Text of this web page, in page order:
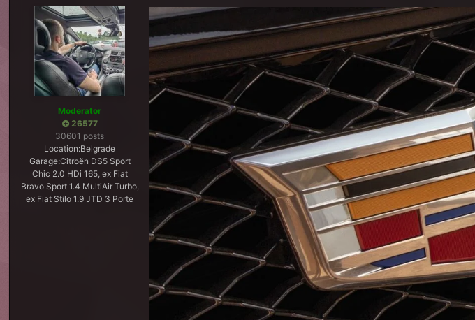
Moderator
26577
30601 posts
Location:Belgrade
Garage:Citroën DS5 Sport
Chic 2.0 HDi 165, ex Fiat
Bravo Sport 1.4 MultiAir Turbo,
ex Fiat Stilo 1.9 JTD 3 Porte